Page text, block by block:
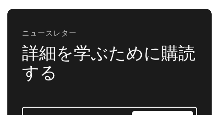
ニュースレター
詳細を学ぶために購読
する